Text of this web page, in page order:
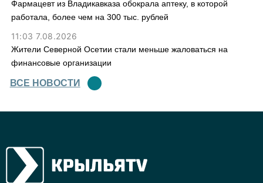
Фармацевт из Владикавказа обокрала аптеку, в которой
работала, более чем на 300 тыс. рублей
11:03 7.08.2026
Жители Северной Осетии стали меньше жаловаться на
финансовые организации
ВСЕ НОВОСТИ